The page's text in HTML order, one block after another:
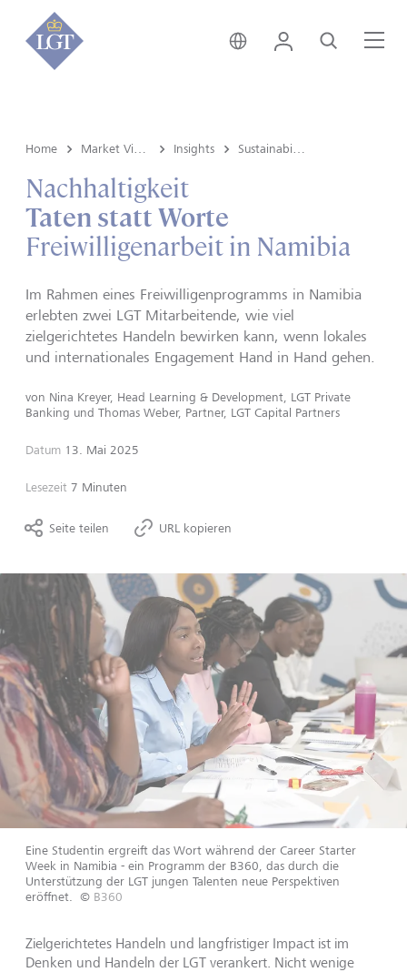
Schweiz • Deutsch
Login Suche
Home Insights
Nachhaltigkeit
Taten statt Worte
Freiwilligenarbeit in Namibia
Im Rahmen eines Freiwilligenprogramms in Namibia
erlebten zwei LGT Mitarbeitende, wie viel
zielgerichtetes Handeln bewirken kann, wenn lokales
und internationales Engagement Hand in Hand gehen.
von Nina Kreyer, Head Learning & Development, LGT Private
Banking und Thomas Weber, Partner, LGT Capital Partners
Datum 13. Mai 2025
Lesezeit 7 Minuten
Seite teilen URL kopieren
Eine Studentin ergreift das Wort während der Career Starter
Week in Namibia - ein Programm der B360, das durch die
Unterstützung der LGT jungen Talenten neue Perspektiven
eröffnet.
© B360
Zielgerichtetes Handeln und langfristiger Impact ist im
Denken und Handeln der LGT verankert. Nicht wenige